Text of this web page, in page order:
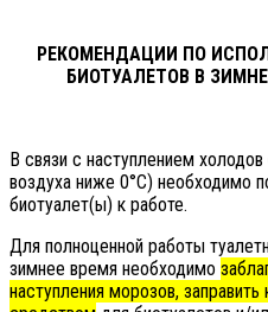
РЕКОМЕНДАЦИИ ПО
БИОТУАЛЕТОВ В
В связи с наступлением
воздуха ниже 0°С) необходимо
биотуалет(ы) к работе.
Для полноценной работы
зимнее время необходимо
наступления морозов,